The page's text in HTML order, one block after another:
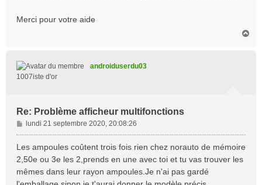
Merci pour votre aide
androiduserdu03
1007iste d'or
Re: Problème afficheur multifonctions
M
e
s
s
g
lundi 21 septembre 2020, 20:08:26
Les ampoules coûtent trois fois rien chez norauto de mémoire
2,50e ou 3e les 2,prends en une avec toi et tu vas trouver les
mêmes dans leur rayon ampoules.Je n'ai pas gardé